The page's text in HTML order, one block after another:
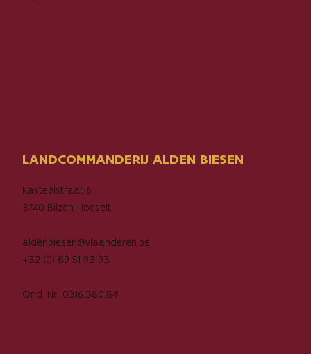
LANDCOMMANDERIJ ALDEN BIESEN
Kasteelstraat 6
3740 Bilzen-Hoeselt
aldenbiesen@vlaanderen.be
+32 (0) 89 51 93 93
Ond. Nr. 0316.380.841